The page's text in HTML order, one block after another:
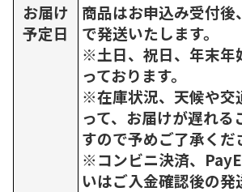
お届け
予定日
商品はお申込み受付後
で発送いたします。
※土日、祝日、年末年
っております。
※在庫状況、天候や交
って、お届けが遅れる
すので予めご了承くだ
※コンビニ決済、
いはご入金確認後の発